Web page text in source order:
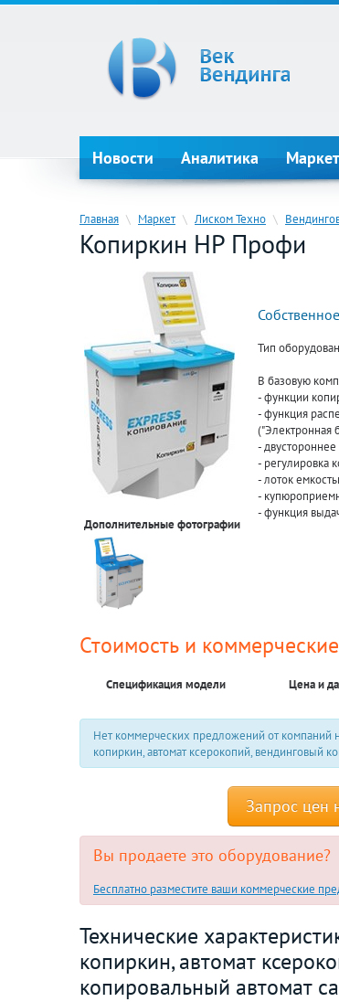
Новости Аналитика Маркет
Главная \ Маркет \ Лиском Техно \
Копиркин HP Профи
Дополнительные фотографии
Тип
В базовую
- функции
- функция
("Электронная
-
- регулировка
- лоток
-
- функция
Стоимость и
Спецификация модели Цена и
Нет коммерческих предложений от компаний
копиркин, автомат ксерокопий, вендинговый
Запрос цен
Вы продаете это оборудование?
Бесплатно разместите ваши коммерческие
Технические
копиркин, автомат
копировальный автомат